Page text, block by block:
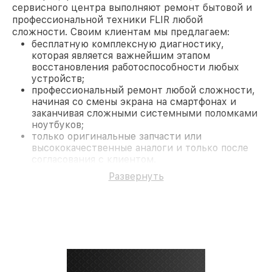
сервисного центра выполняют ремонт бытовой и
профессиональной техники FLIR любой
сложности. Своим клиентам мы предлагаем:
бесплатную комплексную диагностику,
которая является важнейшим этапом
восстановления работоспособности любых
устройств;
профессиональный ремонт любой сложности,
начиная со смены экрана на смартфонах и
заканчивая сложными системными поломками
ноутбуков;
только оригинальные запчасти или
высококачественные аналоги и только после
согласования с клиентом.
На все работы и замененные комплектующие
предоставляется длительная гарантия. В случае
Развернуть